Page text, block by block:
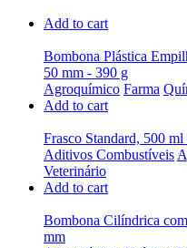
Add to cart
Bombona Plástica
50 mm - 390 g
Agroquímico Farma
Add to cart
Frasco Standard, 500
Aditivos Combustíveis
Veterinário
Add to cart
Bombona Cilíndrica
mm